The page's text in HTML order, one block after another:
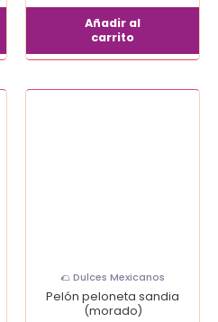
Añadir al
carrito
🌮 Dulces Mexicanos
Pelón peloneta sandia
(morado)